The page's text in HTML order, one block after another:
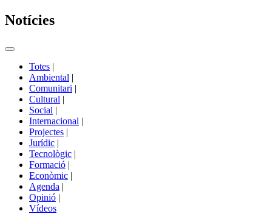
Notícies
Commutador
portals
Totes |
Ambiental |
Comunitari |
Cultural |
Social |
Internacional |
Projectes |
Jurídic |
Tecnològic |
Formació |
Econòmic |
Agenda |
Opinió |
Vídeos